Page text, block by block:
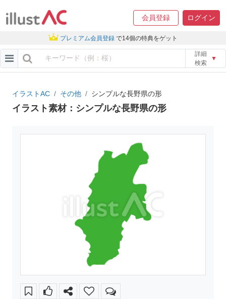
会員登録 ログイン
プレミアム会員登録 で14個の特典をゲット
詳細
検索
▼
イラストAC その他 シンプルな長野県の形
イラスト素材：シンプルな長野県の形